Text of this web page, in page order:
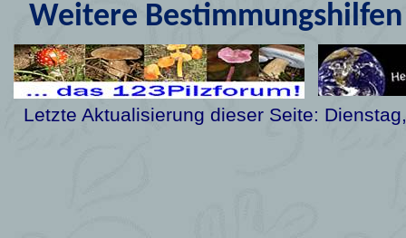
Weitere
Letzte Aktualisierung dieser Seite: